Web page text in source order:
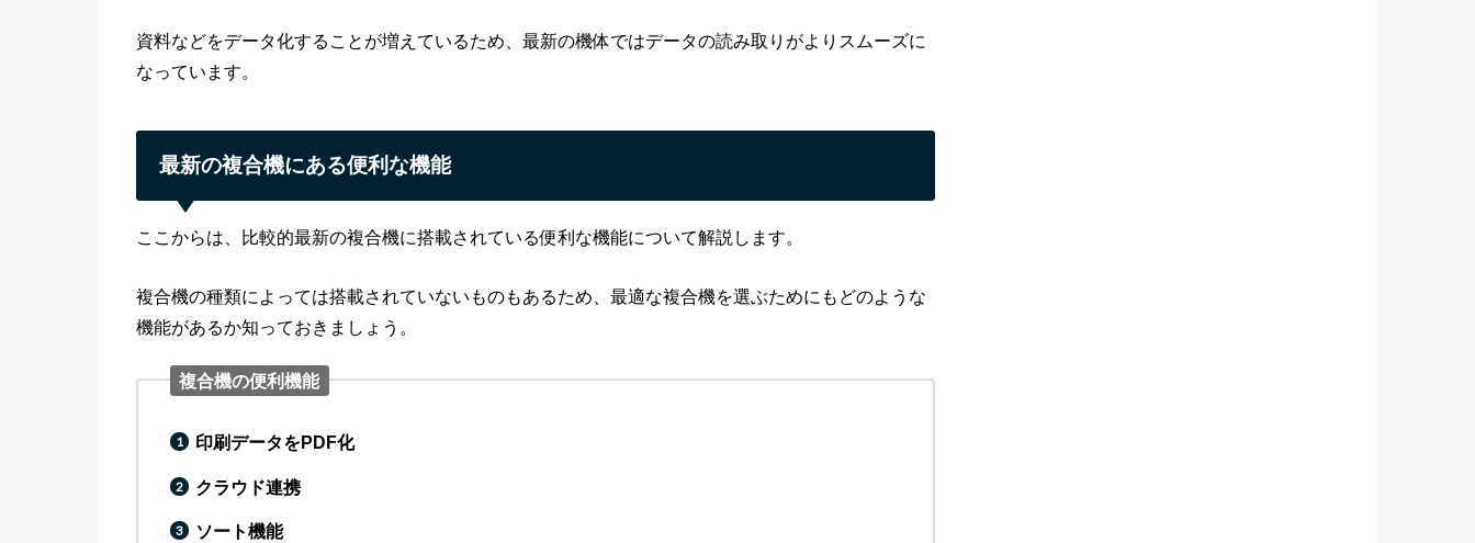
資料などをデータ化することが増えているため、最新の機体ではデータの読み取りがよりスムーズに
なっています。
最新の複合機にある便利な機能
ここからは、比較的最新の複合機に搭載されている便利な機能について解説します。
複合機の種類によっては搭載されていないものもあるため、最適な複合機を選ぶためにもどのような
機能があるか知っておきましょう。
複合機の便利機能
印刷データをPDF化
クラウド連携
ソート機能